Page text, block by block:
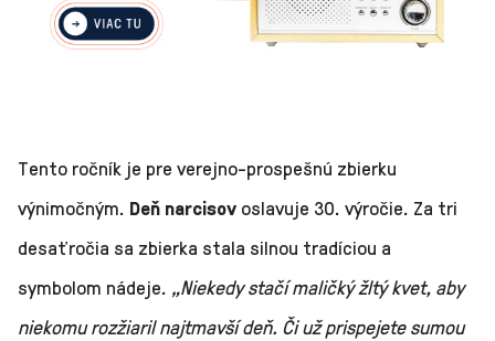
Tento ročník je pre verejno-prospešnú zbierku
výnimočným. Deň narcisov oslavuje 30. výročie. Za tri
desaťročia sa zbierka stala silnou tradíciou a
symbolom nádeje. „Niekedy stačí maličký žltý kvet, aby
niekomu rozžiaril najtmavší deň. Či už prispejete sumou